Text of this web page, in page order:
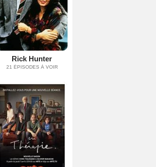
Rick Hunter
21 ÉPISODES À VOIR